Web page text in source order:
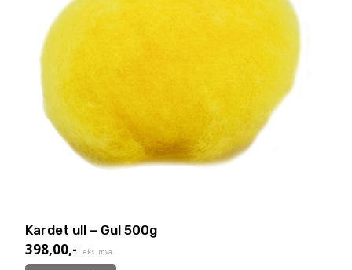
Kardet ull – Gul 500g
398,00,- eks. mva.